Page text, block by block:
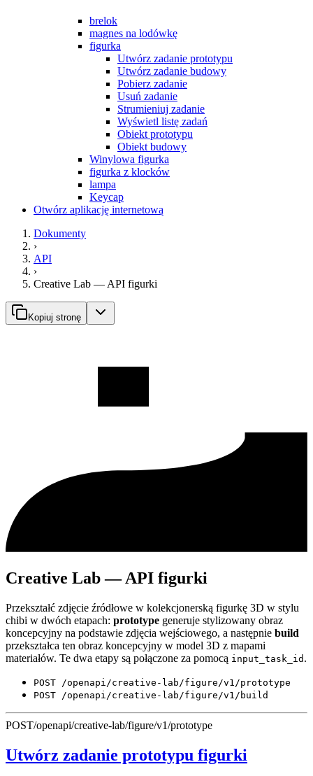
brelok
magnes na lodówkę
figurka
Utwórz zadanie prototypu
Utwórz zadanie budowy
Pobierz zadanie
Usuń zadanie
Strumieniuj zadanie
Wyświetl listę zadań
Obiekt prototypu
Obiekt budowy
Winylowa figurka
figurka z klocków
lampa
Keycap
Otwórz aplikację internetową
Dokumenty
›
API
›
Creative Lab — API figurki
Kopiuj stronę
Creative Lab — API figurki
Przekształć zdjęcie źródłowe w kolekcjonerską figurkę 3D w stylu
chibi w dwóch etapach: prototype generuje stylizowany obraz
koncepcyjny na podstawie zdjęcia wejściowego, a następnie build
przekształca ten obraz koncepcyjny w model 3D z mapami
materiałów. Te dwa etapy są połączone za pomocą input_task_id .
POST /openapi/creative-lab/figure/v1/prototype
POST /openapi/creative-lab/figure/v1/build
POST/openapi/creative-lab/figure/v1/prototype
Utwórz zadanie prototypu figurki